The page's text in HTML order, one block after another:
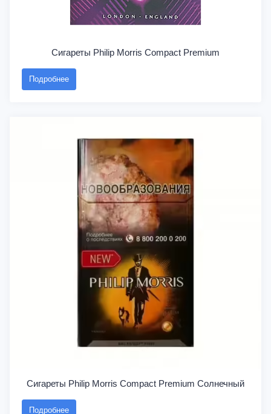
Сигареты Philip Morris Compact Premium
Подробнее
Сигареты Philip Morris Compact Premium Солнечный
Подробнее